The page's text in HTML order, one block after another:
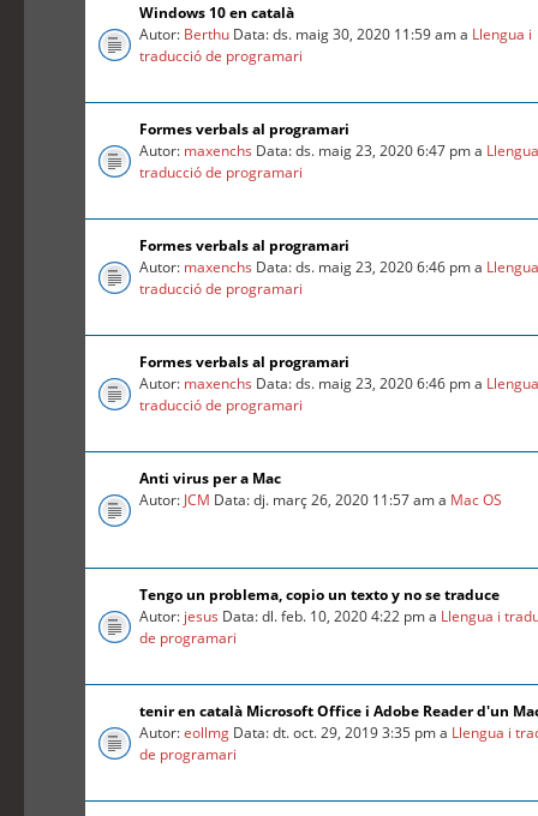
Windows 10 en català
Autor: Berthu Data: ds. maig 30, 2020 11:59 am a Llengua i
traducció de programari
Formes verbals al programari
Autor: maxenchs Data: ds. maig 23, 2020 6:47 pm a
traducció de programari
Formes verbals al programari
Autor: maxenchs Data: ds. maig 23, 2020 6:46 pm a
traducció de programari
Formes verbals al programari
Autor: maxenchs Data: ds. maig 23, 2020 6:46 pm a
traducció de programari
Anti virus per a Mac
Autor: JCM Data: dj. març 26, 2020 11:57 am a Mac OS
Tengo un problema, copio un texto y no se traduce
Autor: jesus Data: dl. feb. 10, 2020 4:22 pm a Llengua i
de programari
tenir en català Microsoft Office i Adobe Reader d'un
Autor:eollmg Data: dt. oct. 29, 2019 3:35 pm a Llengua i
de programari